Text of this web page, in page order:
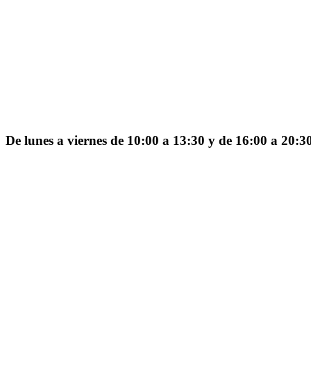
De lunes a viernes de 10:00 a 13:30 y de 16:00 a